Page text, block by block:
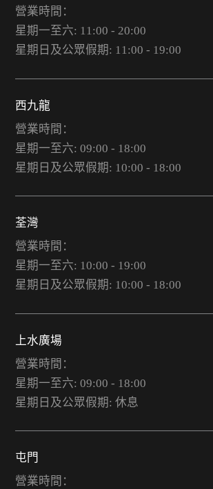
營業時間：
星期一至六: 11:00 - 20:00
星期日及公眾假期: 11:00 - 19:00
西九龍
營業時間：
星期一至六: 09:00 - 18:00
星期日及公眾假期: 10:00 - 18:00
荃灣
營業時間：
星期一至六: 10:00 - 19:00
星期日及公眾假期: 10:00 - 18:00
上水廣場
營業時間：
星期一至六: 09:00 - 18:00
星期日及公眾假期: 休息
屯門
營業時間：